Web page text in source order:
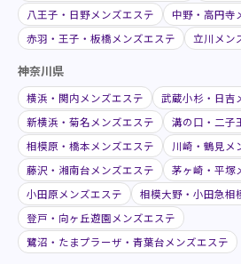
八王子・日野メンズエステ
中野・高円寺
赤羽・王子・板橋メンズエステ
立川メン
神奈川県
横浜・関内メンズエステ
武蔵小杉・日吉
新横浜・菊名メンズエステ
溝の口・二子
相模原・橋本メンズエステ
川崎・鶴見メ
藤沢・湘南台メンズエステ
茅ヶ崎・平塚
小田原メンズエステ
相模大野・小田急相
登戸・向ヶ丘遊園メンズエステ
鷺沼・たまプラーザ・青葉台メンズエステ